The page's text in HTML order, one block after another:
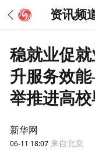
资讯频
稳就业促
升服务效
举推进高
新华网
06-11 18:07 来自北京